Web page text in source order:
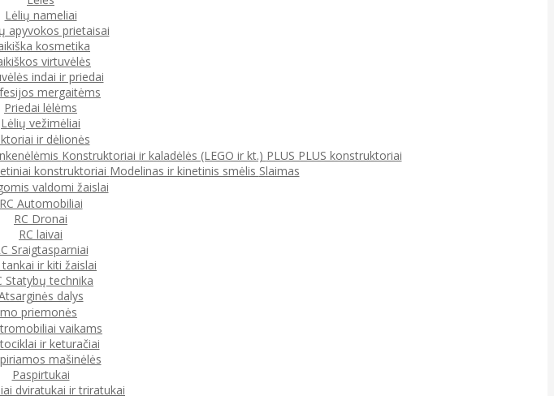
Lėlių nameliai
apyvokos prietaisai
kosmetika
virtuvėlės
indai ir priedai
mergaitėms
Priedai lėlėms
Lėlių vežimėliai
ir dėlionės
Konstruktoriai ir kaladėlės (LEGO ir kt.) PLUS PLUS konstruktoriai
konstruktoriai Modelinas ir kinetinis smėlis Slaimas
valdomi žaislai
RC Automobiliai
RC Dronai
RC laivai
Sraigtasparniai
tankai ir kiti žaislai
Statybų technika
dalys
priemonės
vaikams
ir keturačiai
mašinėlės
Paspirtukai
dviratukai ir triratukai